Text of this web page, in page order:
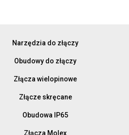
Narzędzia do złączy
Obudowy do złączy
Złącza wielopinowe
Złącze skręcane
Obudowa IP65
Złącza Molex